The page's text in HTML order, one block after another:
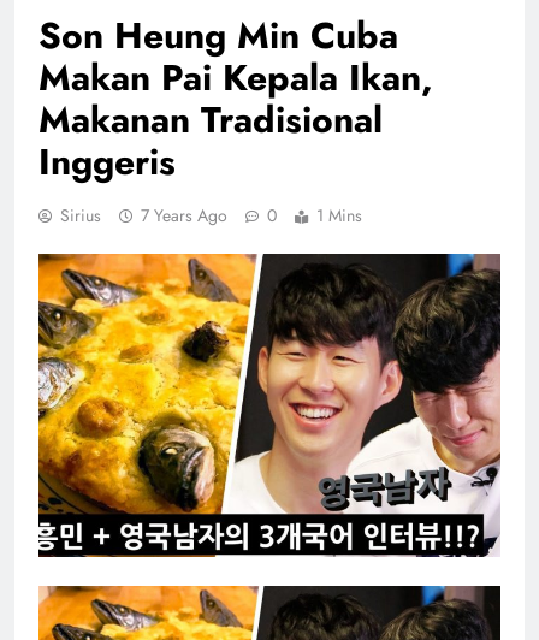
Son Heung Min Cuba
Makan Pai Kepala Ikan,
Makanan Tradisional
Inggeris
Sirius 7 Years Ago 0 1 Mins